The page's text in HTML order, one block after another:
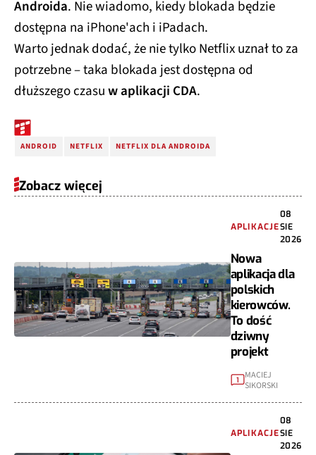
Androida. Nie wiadomo, kiedy blokada będzie
dostępna na iPhone'ach i iPadach.
Warto jednak dodać, że nie tylko Netflix uznał to za
potrzebne – taka blokada jest dostępna od
dłuższego czasuw aplikacji CDA.
ANDROID NETFLIX NETFLIX DLA ANDROIDA
Zobacz więcej
APLIKACJE
08
SIE
2026
Nowa
aplikacja dla
polskich
kierowców.
To dość
dziwny
projekt
1
MACIEJ
SIKORSKI
APLIKACJE
08
SIE
2026